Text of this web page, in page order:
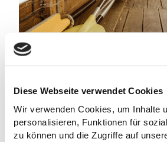
Diese Webseite verwendet Cookies
Wir verwenden Cookies, um Inhalte
personalisieren, Funktionen für
zu können und die Zugriffe auf
KANUVERMIETUNG PLÖN